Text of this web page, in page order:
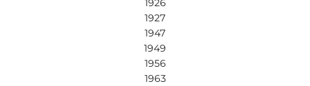
1926
1927
1947
1949
1956
1963